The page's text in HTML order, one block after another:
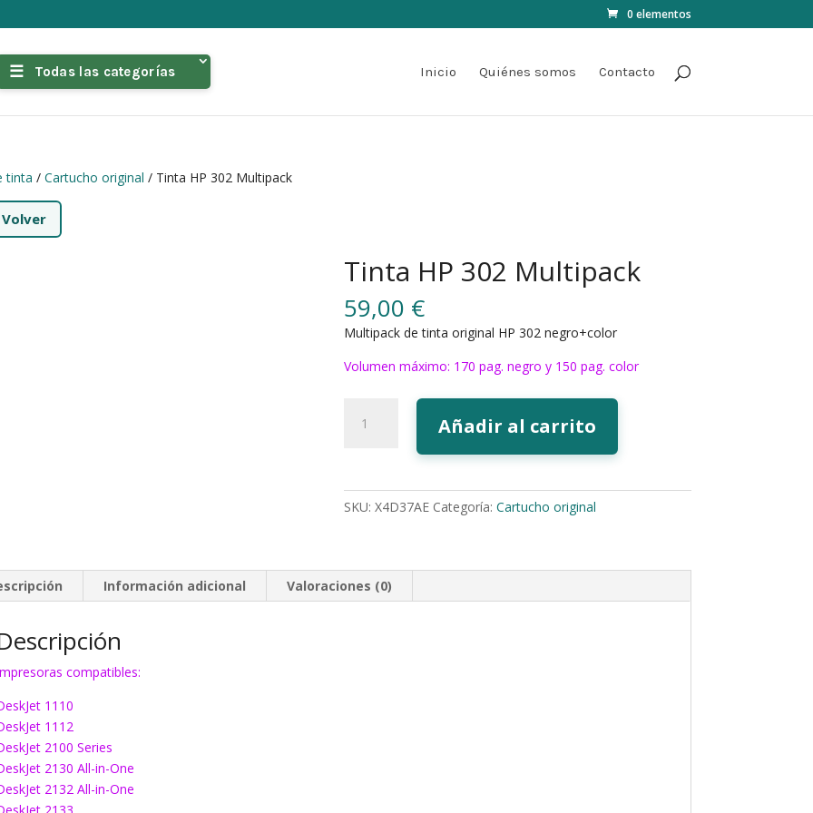
0 elementos
Todas las categorías Inicio Quiénes somos Contacto
tinta /Cartucho original / Tinta HP 302 Multipack
Volver
Tinta HP 302 Multipack
59,00 €
Multipack de tinta original HP 302 negro+color
Volumen máximo: 170 pag. negro y 150 pag. color
cantidad
Añadir al carrito
SKU: X4D37AE Categoría: Cartucho original
Información adicional Valoraciones (0)
compatibles:
1110
1112
2100 Series
2130 All-in-One
2132 All-in-One